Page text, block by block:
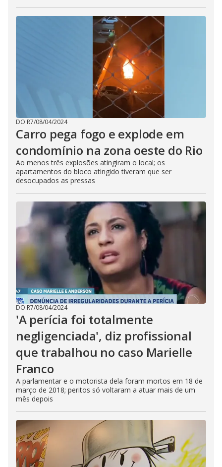
DO R7/08/04/2024
Carro pega fogo e explode em
condomínio na zona oeste do Rio
Ao menos três explosões atingiram o local; os
apartamentos do bloco atingido tiveram que ser
desocupados as pressas
DO R7/08/04/2024
'A perícia foi totalmente
negligenciada', diz profissional
que trabalhou no caso Marielle
Franco
A parlamentar e o motorista dela foram mortos em 18 de
março de 2018; peritos só voltaram a atuar mais de um
mês depois